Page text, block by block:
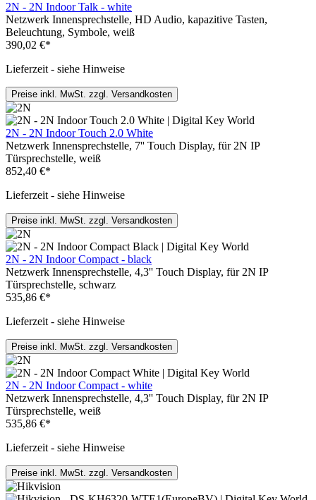
2N - 2N Indoor Talk - white
Netzwerk Innensprechstelle, HD Audio, kapazitive Tasten,
Beleuchtung, Symbole, weiß
390,02 €*
Lieferzeit - siehe Hinweise
Preise inkl. MwSt. zzgl. Versandkosten
2N - 2N Indoor Touch 2.0 White
Netzwerk Innensprechstelle, 7'' Touch Display, für 2N IP
Türsprechstelle, weiß
852,40 €*
Lieferzeit - siehe Hinweise
Preise inkl. MwSt. zzgl. Versandkosten
2N - 2N Indoor Compact - black
Netzwerk Innensprechstelle, 4,3'' Touch Display, für 2N IP
Türsprechstelle, schwarz
535,86 €*
Lieferzeit - siehe Hinweise
Preise inkl. MwSt. zzgl. Versandkosten
2N - 2N Indoor Compact - white
Netzwerk Innensprechstelle, 4,3'' Touch Display, für 2N IP
Türsprechstelle, weiß
535,86 €*
Lieferzeit - siehe Hinweise
Preise inkl. MwSt. zzgl. Versandkosten